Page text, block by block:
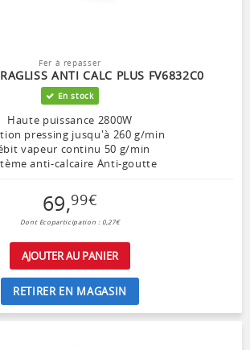
Fer à repasser
ANTI CALC PLUS FV6832C0
En stock
Haute puissance 2800W
pressing jusqu'à 260 g/min
vapeur continu 50 g/min
anti-calcaire Anti-goutte
69,99€
Dont Ecoparticipation : 0,27€
AJOUTER AU PANIER
RETIRER EN MAGASIN